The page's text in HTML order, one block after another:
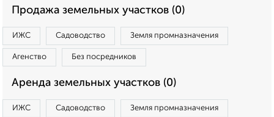
Продажа земельных участков (0)
ИЖС Садоводство Земля промназначения
Агенство Без посредников
Аренда земельных участков (0)
ИЖС Садоводство Земля промназначения